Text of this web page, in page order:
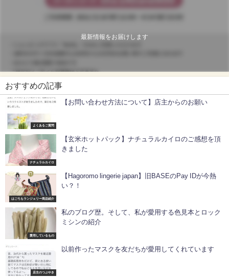
最新情報をお届けします
おすすめの記事
よくあるご質問
【お問い合わせ方法について】店主からのお願い
ナチュラルカイロ
【玄米ホットパック】ナチュラルカイロのご感想を頂
きました
はごろもランジェリー商品紹介
【Hagoromo lingerie japan】旧BASEのPay IDが今熱
い？！
愛用しているもの
私のブログ歴。そして、私が愛用する色見本とロック
ミシンの紹介
店主のつぶやき
以前作ったマスクを友だちが愛用してくれています